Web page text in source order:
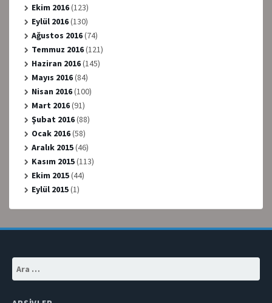
Ekim 2016(123)
Eylül 2016(130)
Ağustos 2016(74)
Temmuz 2016(121)
Haziran 2016(145)
Mayıs 2016(84)
Nisan 2016(100)
Mart 2016(91)
Şubat 2016(88)
Ocak 2016(58)
Aralık 2015(46)
Kasım 2015(113)
Ekim 2015(44)
Eylül 2015(1)